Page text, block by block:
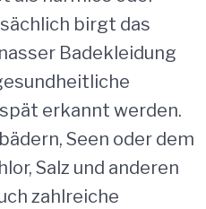
birgt das
Badekleidung
erkannt werden.
Seen oder dem
Salz und anderen
zahlreiche